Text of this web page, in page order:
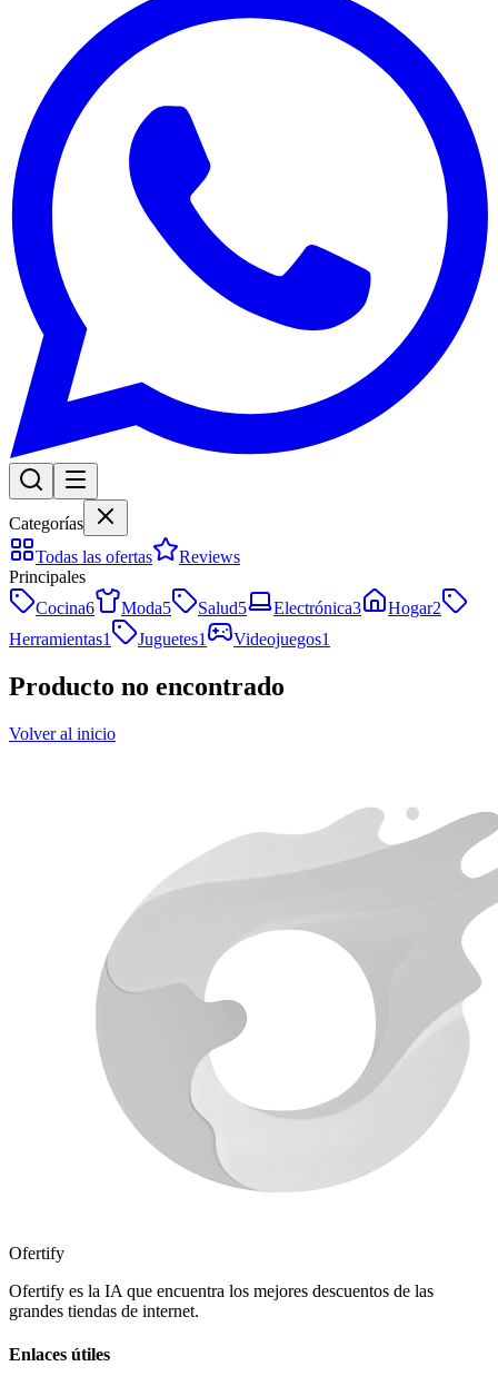
Categorías
Todas las ofertas
Reviews
Principales
Cocina6 Moda5 Salud5 Electrónica3 Hogar2
Herramientas1 Juguetes1 Videojuegos1
Producto no encontrado
Volver al inicio
Ofertify
Ofertify es la IA que encuentra los mejores descuentos de las
grandes tiendas de internet.
Enlaces útiles